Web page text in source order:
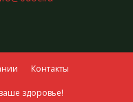
Контакты
здоровье!